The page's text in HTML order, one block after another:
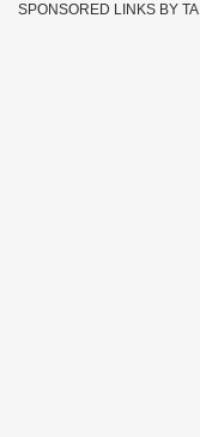
SPONSORED LINKS BY